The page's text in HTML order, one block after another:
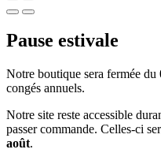
Pause estivale
Notre boutique sera fermée du
congés annuels.
Notre site reste accessible
passer commande. Celles-ci
août.